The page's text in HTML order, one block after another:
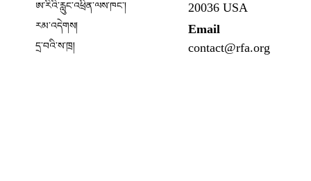
ཨ་རིའི་རླུང་འཕྲིན་ལས་ཁང༌།
རམ་འདེགས།
དྲ་བའི་ས་ཁྲ།
20036 USA
Email
contact@rfa.org